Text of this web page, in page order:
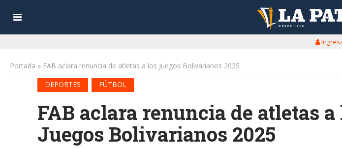
Portada » FAB aclara renuncia de atletas a los Juegos Bolivarianos 2025
DEPORTES
FÚTBOL
FAB aclara renuncia de atletas a
Juegos Bolivarianos 2025